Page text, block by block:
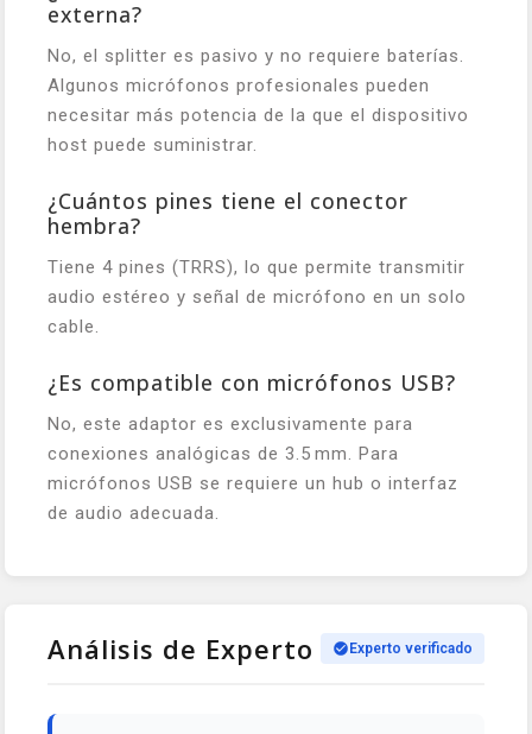
externa?
No, el splitter es pasivo y no requiere baterías.
Algunos micrófonos profesionales pueden
necesitar más potencia de la que el dispositivo
host puede suministrar.
¿Cuántos pines tiene el conector
hembra?
Tiene 4 pines (TRRS), lo que permite transmitir
audio estéreo y señal de micrófono en un solo
cable.
¿Es compatible con micrófonos USB?
No, este adaptor es exclusivamente para
conexiones analógicas de 3.5 mm. Para
micrófonos USB se requiere un hub o interfaz
de audio adecuada.
Análisis de Experto Experto verificado